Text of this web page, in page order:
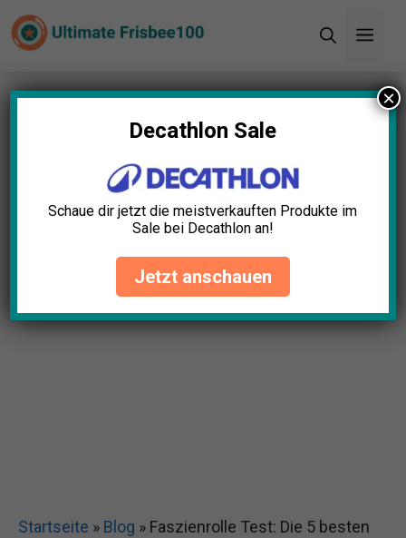
Zum
Inhalt
Startseite » Blog » Faszienrolle Test: Die 5 besten
Decathlon Sale
Schaue dir jetzt die meistverkauften Produkte im
Sale bei Decathlon an!
Jetzt anschauen
×